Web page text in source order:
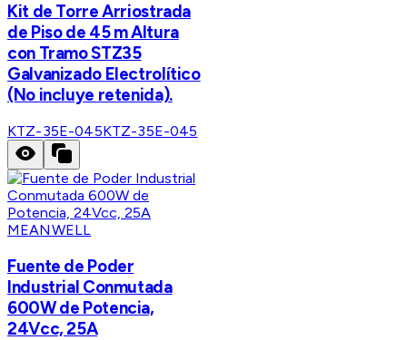
Kit de Torre Arriostrada
de Piso de 45 m Altura
con Tramo STZ35
Galvanizado Electrolítico
(No incluye retenida).
KTZ-35E-045KTZ-35E-045
MEANWELL
Fuente de Poder
Industrial Conmutada
600W de Potencia,
24Vcc, 25A